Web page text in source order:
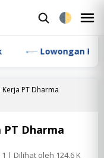
Lowongan Kerja PT
PT Dharma
Dharma
1 | Dilihat oleh 124.6 K